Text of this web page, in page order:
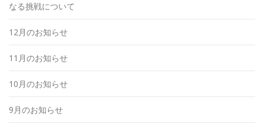
なる挑戦について
12月のお知らせ
11月のお知らせ
10月のお知らせ
9月のお知らせ